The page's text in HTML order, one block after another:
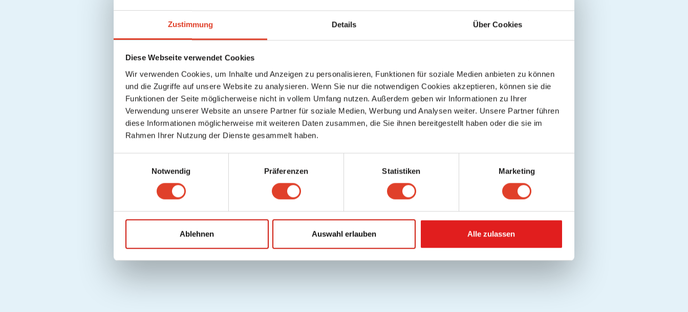
Zustimmung Details Über Cookies
Diese Webseite verwendet Cookies
Wir verwenden Cookies, um Inhalte und Anzeigen zu personalisieren, Funktionen für soziale Medien anbieten zu können
und die Zugriffe auf unsere Website zu analysieren. Wenn Sie nur die notwendigen Cookies akzeptieren, können sie die
Funktionen der Seite möglicherweise nicht in vollem Umfang nutzen. Außerdem geben wir Informationen zu Ihrer
Verwendung unserer Website an unsere Partner für soziale Medien, Werbung und Analysen weiter. Unsere Partner führen
diese Informationen möglicherweise mit weiteren Daten zusammen, die Sie ihnen bereitgestellt haben oder die sie im
Rahmen Ihrer Nutzung der Dienste gesammelt haben.
g
Notwendig Präferenzen Statistiken Marketing
Ablehnen Auswahl erlauben Alle zulassen